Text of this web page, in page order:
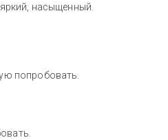
насыщенный.
попробовать.